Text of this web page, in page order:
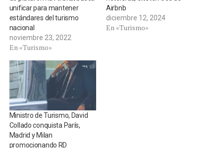
unificar para mantener
estándares del turismo
nacional
noviembre 23, 2022
En «Turismo»
Airbnb
diciembre 12, 2024
En «Turismo»
Ministro de Turismo, David
Collado conquista París,
Madrid y Milan
promocionando RD